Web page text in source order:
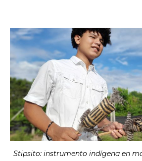
Stipsito: instrumento indígena en